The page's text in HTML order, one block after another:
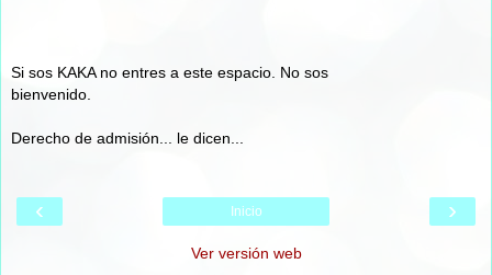
Si sos KAKA no entres a este espacio. No sos
bienvenido.
Derecho de admisión... le dicen...
‹ ›
Inicio
Ver versión web